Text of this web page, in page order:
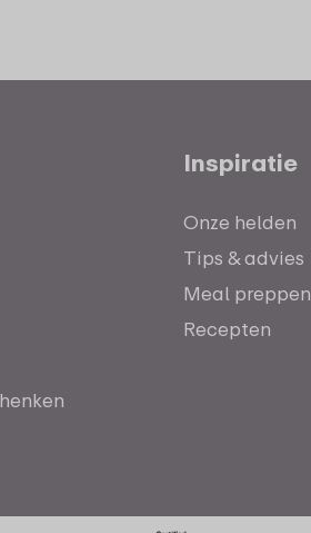
Inspiratie
Onze helden
Tips & advies
Meal preppen
Recepten